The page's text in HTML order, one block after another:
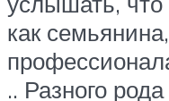
как
.. Разного